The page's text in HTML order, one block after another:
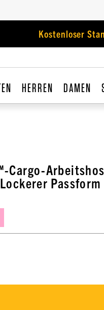
Kostenloser
HERREN DAMEN
Cargo-
Passform